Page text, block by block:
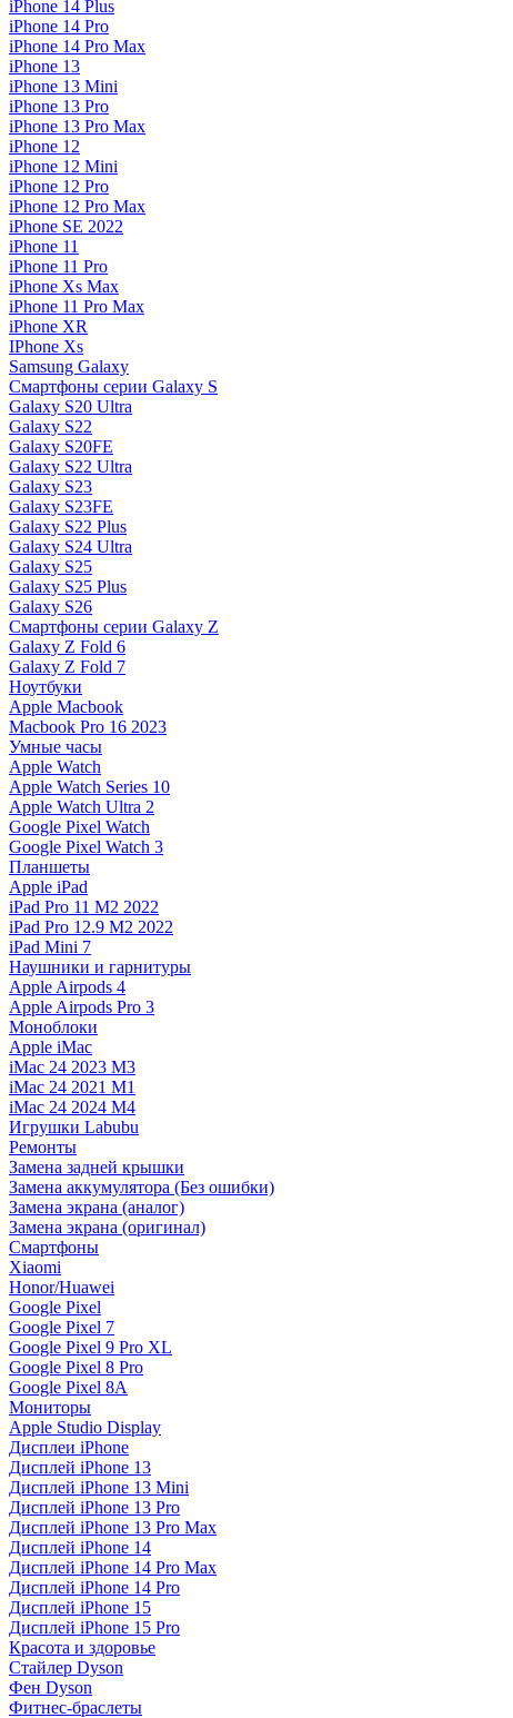
iPhone 14 Plus
iPhone 14 Pro
iPhone 14 Pro Max
iPhone 13
iPhone 13 Mini
iPhone 13 Pro
iPhone 13 Pro Max
iPhone 12
iPhone 12 Mini
iPhone 12 Pro
iPhone 12 Pro Max
iPhone SE 2022
iPhone 11
iPhone 11 Pro
iPhone Xs Max
iPhone 11 Pro Max
iPhone XR
IPhone Xs
Samsung Galaxy
Смартфоны серии Galaxy S
Galaxy S20 Ultra
Galaxy S22
Galaxy S20FE
Galaxy S22 Ultra
Galaxy S23
Galaxy S23FE
Galaxy S22 Plus
Galaxy S24 Ultra
Galaxy S25
Galaxy S25 Plus
Galaxy S26
Смартфоны серии Galaxy Z
Galaxy Z Fold 6
Galaxy Z Fold 7
Ноутбуки
Apple Macbook
Macbook Pro 16 2023
Умные часы
Apple Watch
Apple Watch Series 10
Apple Watch Ultra 2
Google Pixel Watch
Google Pixel Watch 3
Планшеты
Apple iPad
iPad Pro 11 M2 2022
iPad Pro 12.9 M2 2022
iPad Mini 7
Наушники и гарнитуры
Apple Airpods 4
Apple Airpods Pro 3
Моноблоки
Apple iMac
iMac 24 2023 M3
iMac 24 2021 M1
iMac 24 2024 M4
Игрушки Labubu
Ремонты
Замена задней крышки
Замена аккумулятора (Без ошибки)
Замена экрана (аналог)
Замена экрана (оригинал)
Смартфоны
Xiaomi
Honor/Huawei
Google Pixel
Google Pixel 7
Google Pixel 9 Pro XL
Google Pixel 8 Pro
Google Pixel 8A
Мониторы
Apple Studio Display
Дисплеи iPhone
Дисплей iPhone 13
Дисплей iPhone 13 Mini
Дисплей iPhone 13 Pro
Дисплей iPhone 13 Pro Max
Дисплей iPhone 14
Дисплей iPhone 14 Pro Max
Дисплей iPhone 14 Pro
Дисплей iPhone 15
Дисплей iPhone 15 Pro
Красота и здоровье
Стайлер Dyson
Фен Dyson
Фитнес-браслеты